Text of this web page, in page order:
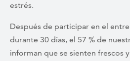
estrés.
Después de participar en el
durante 30 días, el 57 % de
informan que se sienten frescos